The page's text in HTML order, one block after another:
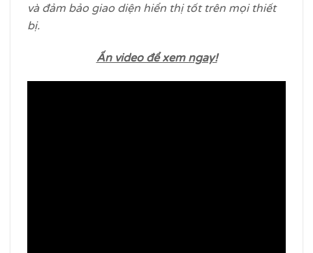
và đảm bảo giao diện hiển thị tốt trên mọi thiết
bị.
Ấn video để xem ngay!